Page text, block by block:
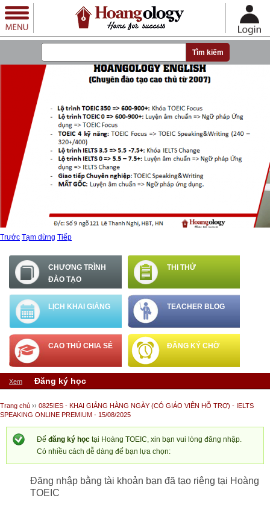
Nhảy đến nội dung
Trước Tạm dừng Tiếp
CHƯƠNG TRÌNH
ĐÀO TẠO
THI THỬ
LỊCH KHAI GIẢNG TEACHER BLOG
CAO THỦ CHIA SẺ ĐĂNG KÝ CHỜ
Tab chính
Xem Đăng ký học(tab hoạt động)
Bạn đang ở đây
Trang chủ ›› 0825IES - KHAI GIẢNG HÀNG NGÀY (CÓ GIÁO VIÊN HỖ TRỢ) - IELTS
SPEAKING ONLINE PREMIUM - 15/08/2025
Để đăng ký học tại Hoàng TOEIC, xin bạn vui lòng đăng nhập.
Có nhiều cách dễ dàng để bạn lựa chọn:
Đăng nhập bằng tài khoản bạn đã tạo riêng tại Hoàng
TOEIC